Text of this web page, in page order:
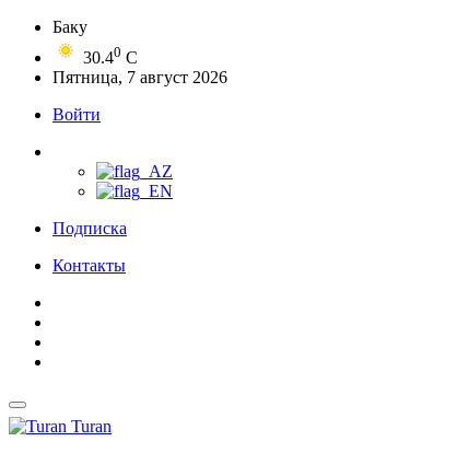
Баку
30.40 C
Пятница, 7 август 2026
Войти
Подписка
Контакты
Turan